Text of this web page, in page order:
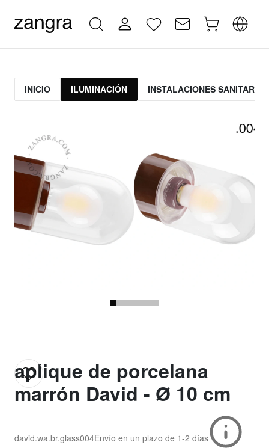
INICIO ILUMINACIÓN INSTALACIONES SANITARIAS
aplique de porcelana
marrón David - Ø 10 cm
david.wa.br.glass004Envío en un plazo de 1-2 días